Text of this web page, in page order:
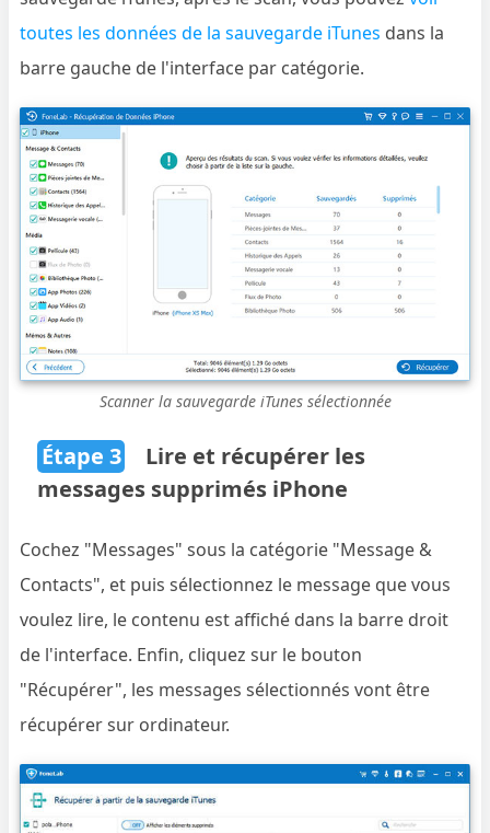
toutes les données de la sauvegarde iTunes dans la
barre gauche de l'interface par catégorie.
Scanner la sauvegarde iTunes sélectionnée
Étape 3
Lire et récupérer les
messages supprimés iPhone
Cochez "Messages" sous la catégorie "Message &
Contacts", et puis sélectionnez le message que vous
voulez lire, le contenu est affiché dans la barre droit
de l'interface. Enfin, cliquez sur le bouton
"Récupérer", les messages sélectionnés vont être
récupérer sur ordinateur.